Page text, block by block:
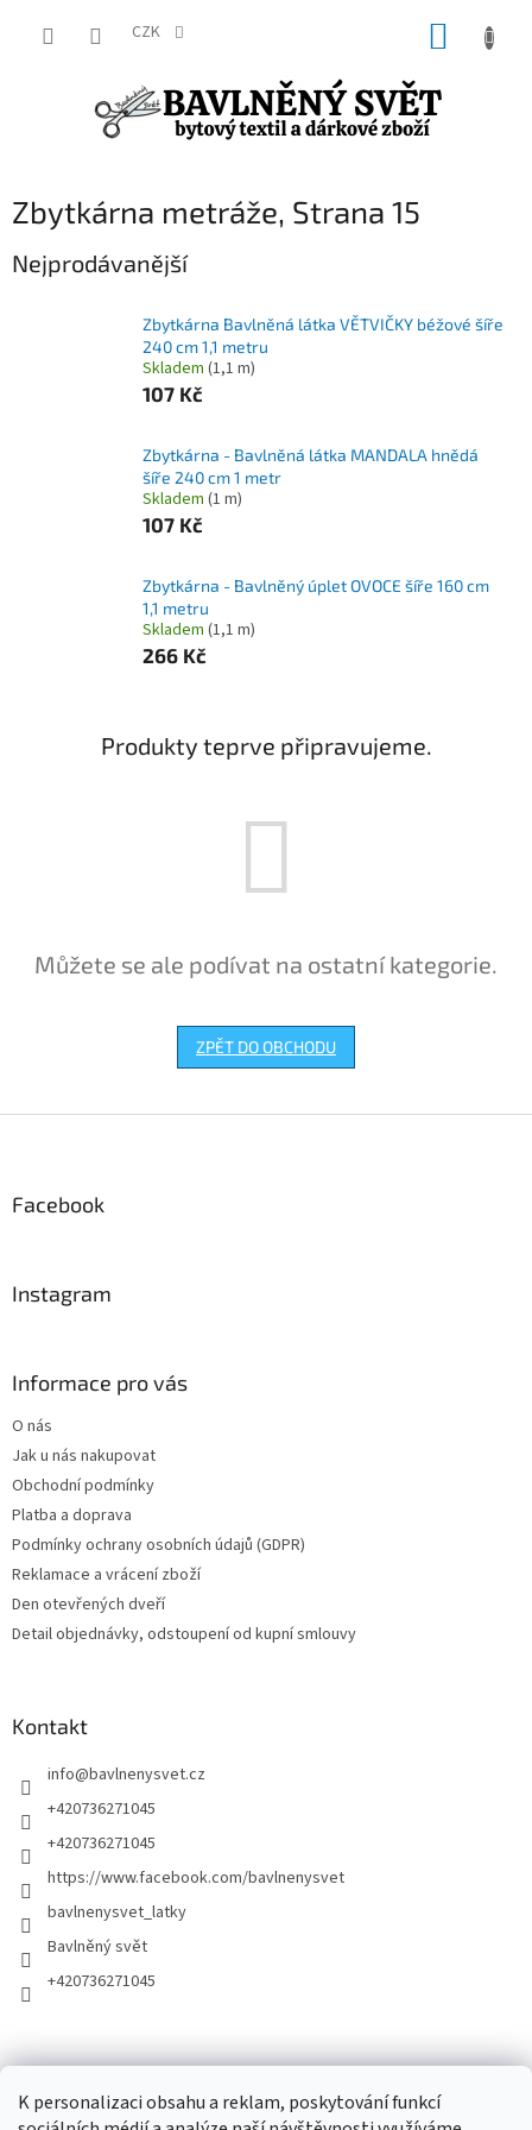
K personalizaci obsahu a reklam, poskytování funkcí
CZK
Zbytkárna metráže, Strana 15
Nejprodávanější
Zbytkárna Bavlněná látka VĚTVIČKY béžové šíře
240 cm 1,1 metru
Skladem (1,1 m)
107 Kč
Zbytkárna - Bavlněná látka MANDALA hnědá
šíře 240 cm 1 metr
Skladem (1 m)
107 Kč
Zbytkárna - Bavlněný úplet OVOCE šíře 160 cm
1,1 metru
Skladem (1,1 m)
266 Kč
Produkty teprve připravujeme.
Můžete se ale podívat na ostatní kategorie.
ZPĚT DO OBCHODU
Facebook
Instagram
Informace pro vás
O nás
Jak u nás nakupovat
Obchodní podmínky
Platba a doprava
Podmínky ochrany osobních údajů (GDPR)
Reklamace a vrácení zboží
Den otevřených dveří
Detail objednávky, odstoupení od kupní smlouvy
Kontakt
info@bavlnenysvet.cz
+420736271045
+420736271045
https://www.facebook.com/bavlnenysvet
bavlnenysvet_latky
Bavlněný svět
+420736271045